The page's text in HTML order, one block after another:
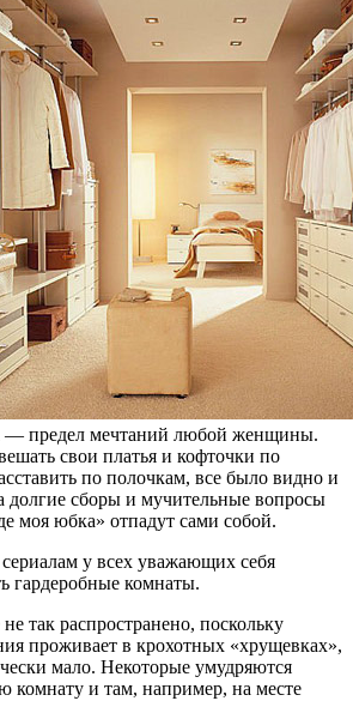
— предел мечтаний любой женщины.
свои платья и кофточки по
по полочкам, все было видно и
долгие сборы и мучительные вопросы
моя юбка» отпадут сами собой.
у всех уважающих себя
комнаты.
так распространено, поскольку
проживает в крохотных «хрущевках»,
мало. Некоторые умудряются
комнату и там, например, на месте